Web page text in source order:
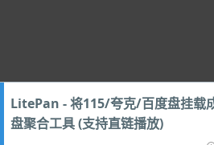
LitePan - 将115/夸克/百度盘挂载
盘聚合工具 (支持直链播放)